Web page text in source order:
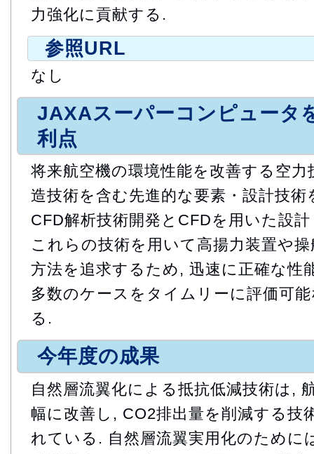
力強化に貢献する.
参照URL
なし
JAXAスーパーコンピュータ
利点
将来航空機の環境性能を改善する空
造技術を含む先進的な要素・設計技
CFD解析技術開発とCFDを用いた設
これらの技術を用いて高揚力装置や
方法を追求するため, 迅速に正確な性
多数のケースをタイムリーに評価可
る.
今年度の成果
自然層流翼化による抵抗低減技術は,
幅に改善し, CO2排出量を削減する技
れている. 自然層流翼実用化のために